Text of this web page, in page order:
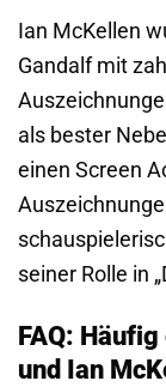
Ian McKellen
Gandalf mit
als bester
einen Screen
seiner Rolle in
FAQ:
und Ian